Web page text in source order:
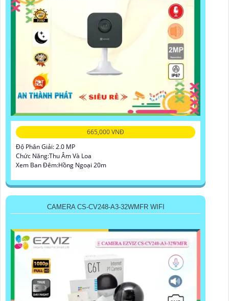
665,000 VNĐ
Độ Phân Giải: 2.0 MP
Chức Năng:Thu Âm Và Loa
Xem Ban Đêm:Hồng Ngoại 20m
CAMERA CS-CV248-A3-32WMFR WIFI